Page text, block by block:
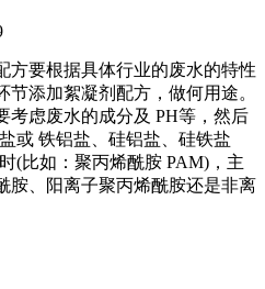
方要根据具体行业的废水的特性
添加絮凝剂配方，做何用途。
考虑废水的成分及 PH等，然后
或 铁铝盐、硅铝盐、硅铁盐
(比如：聚丙烯酰胺 PAM)，主
胺、阳离子聚丙烯酰胺还是非离